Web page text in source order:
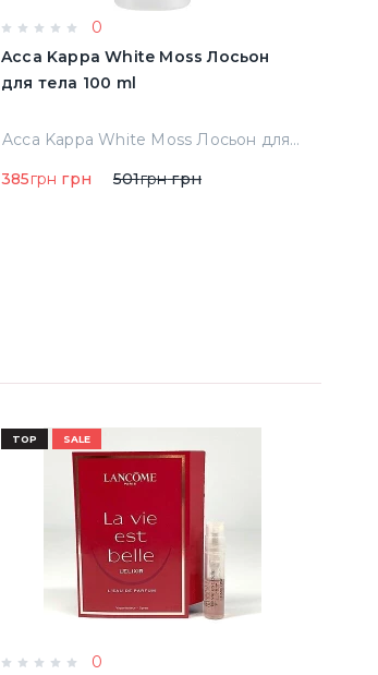
0
Acca Kappa White Moss Лосьон
для тела 100 ml
Acca Kappa White Moss Лосьон для тела 100 ml
385грн грн 501грнгрн
TOP SALE
0